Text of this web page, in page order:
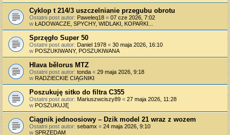
Cyklop t 214/3 uszczelnianie przegubu obrotu
Ostatni post autor: Paweleq18 « 07 cze 2026, 7:02
w ŁADOWACZE, SPYCHY, WIDLAKI, KOPARKI...
Sprzęgło Super 50
Ostatni post autor: Daniel 1978 « 30 maja 2026, 16:10
w POSZUKIWANY, POSZUKIWANA
Hlava bělorus MTZ
Ostatni post autor: tonda « 29 maja 2026, 9:18
w RADZIECKIE CIĄGNIKI
Poszukuję sitko do filtra C355
Ostatni post autor: Mariuszwciszy89 « 27 maja 2026, 11:28
w POSZUKUJĘ
Ciągnik jednoosiowy – Dzik model 21 wraz z wozem
Ostatni post autor: sebamx « 24 maja 2026, 9:10
w SPRZEDAM